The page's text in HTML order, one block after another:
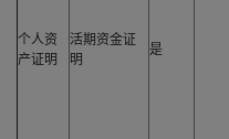
个人资
产证明
活期资金证
明
是